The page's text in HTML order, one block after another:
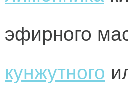
эфирного
кунжутного